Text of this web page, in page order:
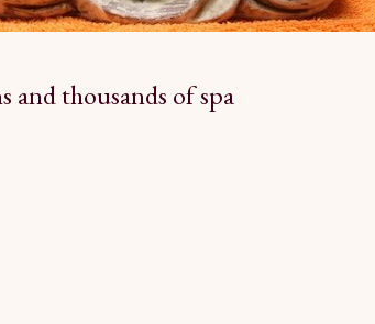
and thousands of spa